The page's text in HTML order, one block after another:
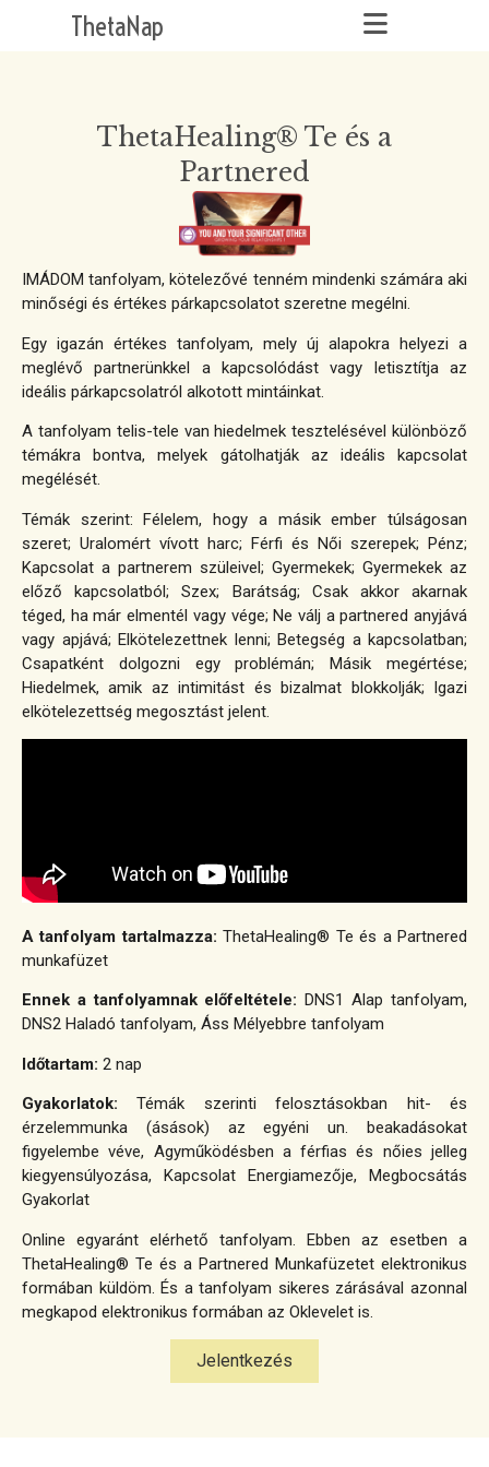
ThetaNap
ThetaHealing® Te és a
Partnered
IMÁDOM tanfolyam, kötelezővé tenném mindenki számára aki
minőségi és értékes párkapcsolatot szeretne megélni.
Egy igazán értékes tanfolyam, mely új alapokra helyezi a
meglévő partnerünkkel a kapcsolódást vagy letisztítja az
ideális párkapcsolatról alkotott mintáinkat.
A tanfolyam telis-tele van hiedelmek tesztelésével különböző
témákra bontva, melyek gátolhatják az ideális kapcsolat
megélését.
Témák szerint: Félelem, hogy a másik ember túlságosan
szeret; Uralomért vívott harc; Férfi és Női szerepek; Pénz;
Kapcsolat a partnerem szüleivel; Gyermekek; Gyermekek az
előző kapcsolatból; Szex; Barátság; Csak akkor akarnak
téged, ha már elmentél vagy vége; Ne válj a partnered anyjává
vagy apjává; Elkötelezettnek lenni; Betegség a kapcsolatban;
Csapatként dolgozni egy problémán; Másik megértése;
Hiedelmek, amik az intimitást és bizalmat blokkolják; Igazi
elkötelezettség megosztást jelent.
A tanfolyam tartalmazza: ThetaHealing® Te és a Partnered
munkafüzet
Ennek a tanfolyamnak előfeltétele: DNS1 Alap tanfolyam,
DNS2 Haladó tanfolyam, Áss Mélyebbre tanfolyam
Időtartam: 2 nap
Gyakorlatok: Témák szerinti felosztásokban hit- és
érzelemmunka (ásások) az egyéni un. beakadásokat
figyelembe véve, Agyműködésben a férfias és nőies jelleg
kiegyensúlyozása, Kapcsolat Energiamezője, Megbocsátás
Gyakorlat
Online egyaránt elérhető tanfolyam. Ebben az esetben a
ThetaHealing® Te és a Partnered Munkafüzetet elektronikus
formában küldöm. És a tanfolyam sikeres zárásával azonnal
megkapod elektronikus formában az Oklevelet is.
Jelentkezés